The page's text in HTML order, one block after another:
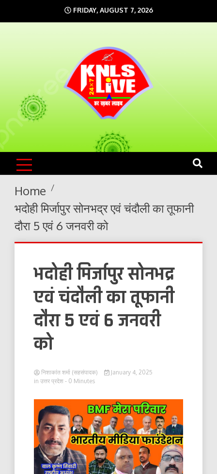
to
FRIDAY, AUGUST 7, 2026
KNLS LIVE
India`s No.1 News Portal
Home
भदोही मिर्जापुर सोनभद्र एवं चंदौली का तूफानी
दौरा 5 एवं 6 जनवरी को
भदोही मिर्जापुर सोनभद्र
एवं चंदौली का तूफानी
दौरा 5 एवं 6 जनवरी
को
निशाकांत शर्मा (सहसंपादक)
January 4, 2025
in उत्तर प्रदेश - 0 Minutes